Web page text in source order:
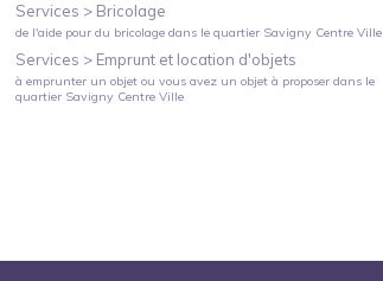
Services > Bricolage
de l'aide pour du bricolage dans le quartier Savigny Centre Ville
Services > Emprunt et location d'objets
à emprunter un objet ou vous avez un objet à proposer dans le
quartier Savigny Centre Ville